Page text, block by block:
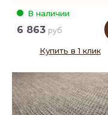
В наличии
6 863 руб
Купить в 1 клик